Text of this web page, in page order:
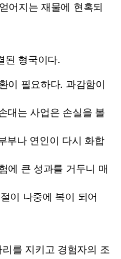
어지는 재물에 현혹되
된 형국이다.
이 필요하다. 과감함이
대는 사업은 손실을 볼
부나 연인이 다시 화합
에 큰 성과를 거두니 매
이 나중에 복이 되어
를 지키고 경험자의 조